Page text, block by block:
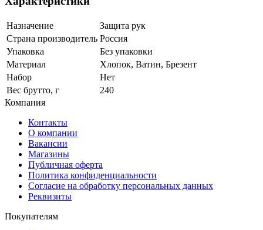
Назначение
Защита рук
Страна производитель Россия
Упаковка
Без упаковки
Материал
Хлопок, Ватин, Брезент
Набор
Нет
Вес брутто, г
240
Компания
Контакты
О компании
Вакансии
Магазины
Публичная оферта
Политика конфиденциальности
Согласие на обработку персональных данных
Реквизиты
Покупателям